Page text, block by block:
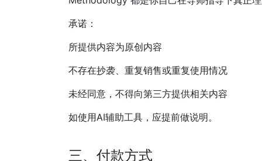
承诺：
所提供内容为原创内容
不存在抄袭、重复销售或重复使用情况
未经同意，不得向第三方提供相关内容
如使用AI辅助工具，应提前做说明。
三、付款方式